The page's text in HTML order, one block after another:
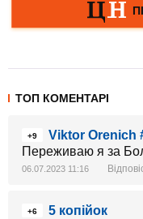
ТОП КОМЕНТАРІ
+9
Viktor Orenich
Переживаю я за
06.07.2023 11:16
+6
5 копійок